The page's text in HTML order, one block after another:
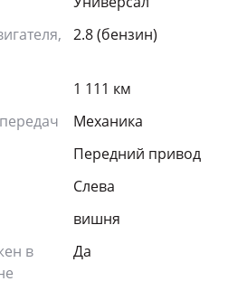
2.8 (бензин)
1 111 км
Механика
Передний привод
Слева
вишня
в
Да